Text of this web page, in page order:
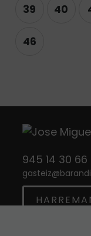
39 40
46
945 14 30 66
gasteiz@